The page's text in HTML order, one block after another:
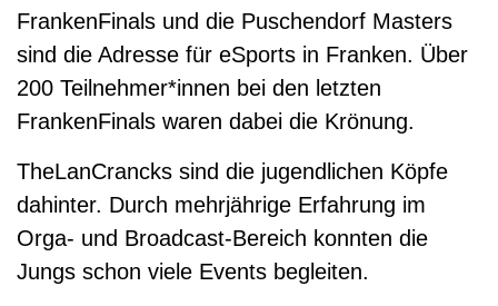
FrankenFinals und die Puschendorf Masters
sind die Adresse für eSports in Franken. Über
200 Teilnehmer*innen bei den letzten
FrankenFinals waren dabei die Krönung.
TheLanCrancks sind die jugendlichen Köpfe
dahinter. Durch mehrjährige Erfahrung im
Orga- und Broadcast-Bereich konnten die
Jungs schon viele Events begleiten.